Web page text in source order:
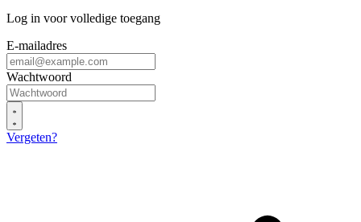
Log in voor volledige toegang
E-mailadres
Wachtwoord
Vergeten?